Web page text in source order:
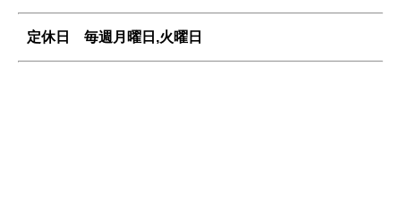
定休日 毎週 月曜日,火曜日